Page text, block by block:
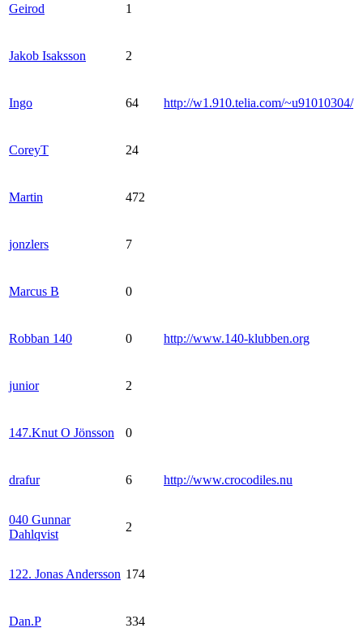
Geirod 1
Jakob Isaksson 2
Ingo 64 http://w1.910.telia.com/~u91010304/
CoreyT 24
Martin 472
jonzlers 7
Marcus B 0
Robban 140 0 http://www.140-klubben.org
junior 2
147.Knut O Jönsson 0
drafur 6 http://www.crocodiles.nu
040 Gunnar
Dahlqvist
2
122. Jonas Andersson 174
Dan.P 334